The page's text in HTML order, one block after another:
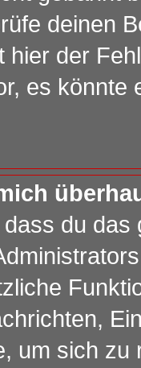
deinen
hier der
es könnte
du
um sich